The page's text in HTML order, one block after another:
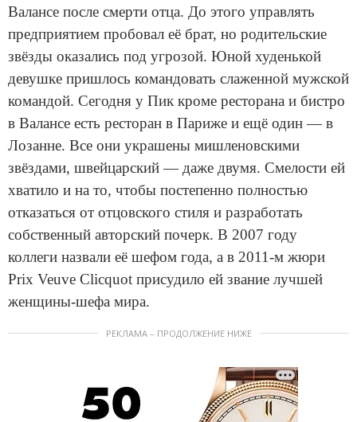
Валансе после смерти отца. До этого управлять
предприятием пробовал её брат, но родительские
звёзды оказались под угрозой. Юной худенькой
девушке пришлось командовать слаженной мужской
командой. Сегодня у Пик кроме ресторана и бистро
в Валансе есть ресторан в Париже и ещё один — в
Лозанне. Все они украшены мишленовскими
звёздами, швейцарский — даже двумя. Смелости ей
хватило и на то, чтобы постепенно полностью
отказаться от отцовского стиля и разработать
собственный авторский почерк. В 2007 году
коллеги назвали её шефом года, а в 2011-м жюри
Prix Veuve Clicquot присудило ей звание лучшей
женщины-шефа мира.
РЕКЛАМА – ПРОДОЛЖЕНИЕ НИЖЕ